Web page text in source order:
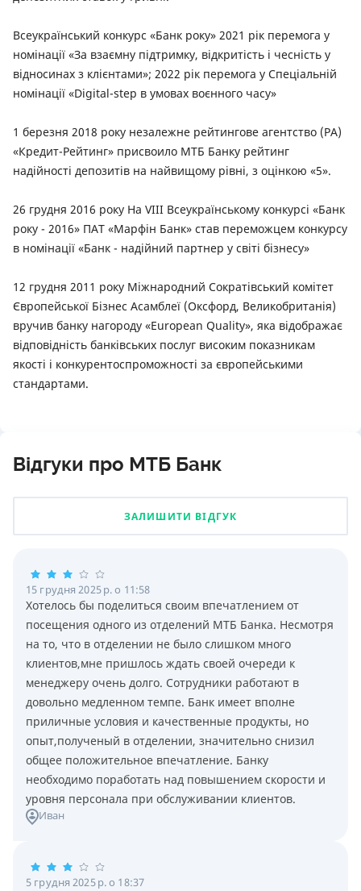
Всеукраїнський конкурс «Банк року» 2021 рік перемога у
номінації «За взаємну підтримку, відкритість і чесність у
відносинах з клієнтами»; 2022 рік перемога у Спеціальній
номінації «Digital-step в умовах воєнного часу»
1 березня 2018 року незалежне рейтингове агентство (РА)
«Кредит-Рейтинг» присвоило МТБ Банку рейтинг
надійності депозитів на найвищому рівні, з оцінкою «5».
26 грудня 2016 року На VIII Всеукраїнському конкурсі «Банк
року - 2016» ПАТ «Марфін Банк» став переможцем конкурсу
в номінації «Банк - надійний партнер у світі бізнесу»
12 грудня 2011 року Міжнародний Сократівський комітет
Європейської Бізнес Асамблеї (Оксфорд, Великобританія)
вручив банку нагороду «European Quality», яка відображає
відповідність банківських послуг високим показникам
якості і конкурентоспроможності за європейськими
стандартами.
Відгуки про МТБ Банк
ЗАЛИШИТИ ВІДГУК
15 грудня 2025 р. о 11:58
Хотелось бы поделиться своим впечатлением от
посещения одного из отделений МТБ Банка. Несмотря
на то, что в отделении не было слишком много
клиентов,мне пришлось ждать своей очереди к
менеджеру очень долго. Сотрудники работают в
довольно медленном темпе. Банк имеет вполне
приличные условия и качественные продукты, но
опыт,полученый в отделении, значительно снизил
общее положительное впечатление. Банку
необходимо поработать над повышением скорости и
уровня персонала при обслуживании клиентов.
Иван
5 грудня 2025 р. о 18:37